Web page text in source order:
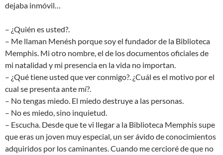
dejaba inmóvil…
– ¿Quién es usted?.
– Me llaman Menésh porque soy el fundador de la Biblioteca
Memphis. Mi otro nombre, el de los documentos oficiales de
mi natalidad y mi presencia en la vida no importan.
– ¿Qué tiene usted que ver conmigo?. ¿Cuál es el motivo por el
cual se presenta ante mí?.
– No tengas miedo. El miedo destruye a las personas.
– No es miedo, sino inquietud.
– Escucha. Desde que te vi llegar a la Biblioteca Memphis supe
que eras un joven muy especial, un ser ávido de conocimientos
adquiridos por los caminantes. Cuando me cercioré de que no